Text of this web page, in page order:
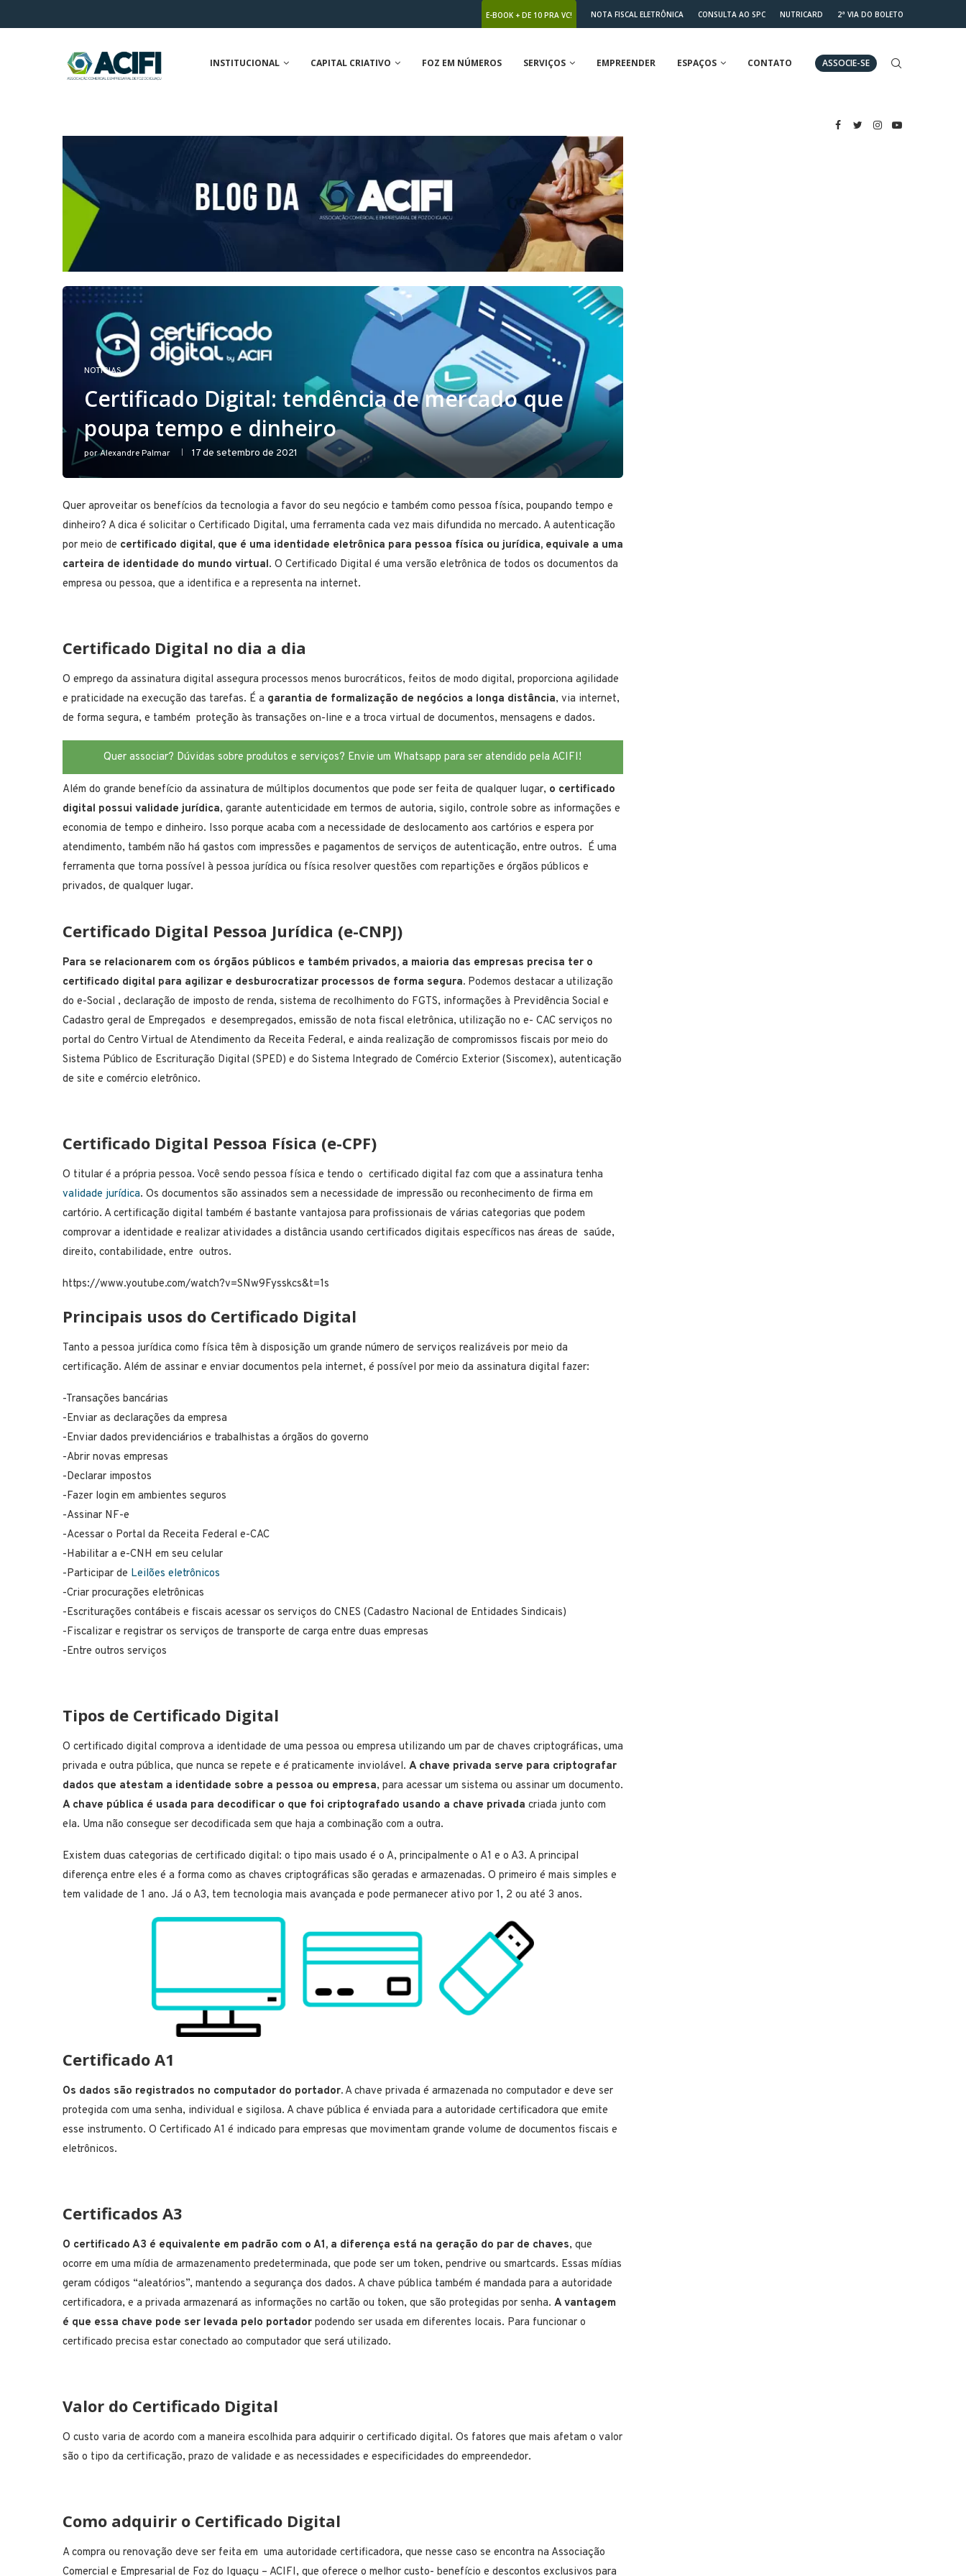
E-BOOK + DE 10 PRA VC! NOTA FISCAL ELETRÔNICA CONSULTA AO SPC NUTRICARD 2ª VIA DO BOLETO
INSTITUCIONAL CAPITAL CRIATIVO FOZ EM NÚMEROS SERVIÇOS EMPREENDER ESPAÇOS CONTATO ASSOCIE-SE
NOTÍCIAS
Certificado Digital: tendência de mercado que
poupa tempo e dinheiro
porAlexandre Palmar 17 de setembro de 2021
Quer aproveitar os benefícios da tecnologia a favor do seu negócio e também como pessoa física, poupando tempo e
dinheiro? A dica é solicitar o Certificado Digital, uma ferramenta cada vez mais difundida no mercado. A autenticação
por meio de certificado digital, que é uma identidade eletrônica para pessoa física ou jurídica, equivale a uma
carteira de identidade do mundo virtual. O Certificado Digital é uma versão eletrônica de todos os documentos da
empresa ou pessoa, que a identifica e a representa na internet.
Certificado Digital no dia a dia
O emprego da assinatura digital assegura processos menos burocráticos, feitos de modo digital, proporciona agilidade
e praticidade na execução das tarefas. É a garantia de formalização de negócios a longa distância, via internet,
de forma segura, e também proteção às transações on-line e a troca virtual de documentos, mensagens e dados.
Quer associar? Dúvidas sobre produtos e serviços? Envie um Whatsapp para ser atendido pela ACIFI!
Além do grande benefício da assinatura de múltiplos documentos que pode ser feita de qualquer lugar, o certificado
digital possui validade jurídica, garante autenticidade em termos de autoria, sigilo, controle sobre as informações e
economia de tempo e dinheiro. Isso porque acaba com a necessidade de deslocamento aos cartórios e espera por
atendimento, também não há gastos com impressões e pagamentos de serviços de autenticação, entre outros. É uma
ferramenta que torna possível à pessoa jurídica ou física resolver questões com repartições e órgãos públicos e
privados, de qualquer lugar.
Certificado Digital Pessoa Jurídica (e-CNPJ)
Para se relacionarem com os órgãos públicos e também privados, a maioria das empresas precisa ter o
certificado digital para agilizar e desburocratizar processos de forma segura. Podemos destacar a utilização
do e-Social , declaração de imposto de renda, sistema de recolhimento do FGTS, informações à Previdência Social e
Cadastro geral de Empregados e desempregados, emissão de nota fiscal eletrônica, utilização no e- CAC serviços no
portal do Centro Virtual de Atendimento da Receita Federal, e ainda realização de compromissos fiscais por meio do
Sistema Público de Escrituração Digital (SPED) e do Sistema Integrado de Comércio Exterior (Siscomex), autenticação
de site e comércio eletrônico.
Certificado Digital Pessoa Física (e-CPF)
O titular é a própria pessoa. Você sendo pessoa física e tendo o certificado digital faz com que a assinatura tenha
validade jurídica. Os documentos são assinados sem a necessidade de impressão ou reconhecimento de firma em
cartório. A certificação digital também é bastante vantajosa para profissionais de várias categorias que podem
comprovar a identidade e realizar atividades a distância usando certificados digitais específicos nas áreas de saúde,
direito, contabilidade, entre outros.
https://www.youtube.com/watch?v=SNw9Fysskcs&t=1s
Principais usos do Certificado Digital
Tanto a pessoa jurídica como física têm à disposição um grande número de serviços realizáveis por meio da
certificação. Além de assinar e enviar documentos pela internet, é possível por meio da assinatura digital fazer:
-Transações bancárias
-Enviar as declarações da empresa
-Enviar dados previdenciários e trabalhistas a órgãos do governo
-Abrir novas empresas
-Declarar impostos
-Fazer login em ambientes seguros
-Assinar NF-e
-Acessar o Portal da Receita Federal e-CAC
-Habilitar a e-CNH em seu celular
-Participar de Leilões eletrônicos
-Criar procurações eletrônicas
-Escriturações contábeis e fiscais acessar os serviços do CNES (Cadastro Nacional de Entidades Sindicais)
-Fiscalizar e registrar os serviços de transporte de carga entre duas empresas
-Entre outros serviços
Tipos de Certificado Digital
O certificado digital comprova a identidade de uma pessoa ou empresa utilizando um par de chaves criptográficas, uma
privada e outra pública, que nunca se repete e é praticamente inviolável. A chave privada serve para criptografar
dados que atestam a identidade sobre a pessoa ou empresa, para acessar um sistema ou assinar um documento.
A chave pública é usada para decodificar o que foi criptografado usando a chave privada criada junto com
ela. Uma não consegue ser decodificada sem que haja a combinação com a outra.
Existem duas categorias de certificado digital: o tipo mais usado é o A, principalmente o A1 e o A3. A principal
diferença entre eles é a forma como as chaves criptográficas são geradas e armazenadas. O primeiro é mais simples e
tem validade de 1 ano. Já o A3, tem tecnologia mais avançada e pode permanecer ativo por 1, 2 ou até 3 anos.
Certificado A1
Os dados são registrados no computador do portador. A chave privada é armazenada no computador e deve ser
protegida com uma senha, individual e sigilosa. A chave pública é enviada para a autoridade certificadora que emite
esse instrumento. O Certificado A1 é indicado para empresas que movimentam grande volume de documentos fiscais e
eletrônicos.
Certificados A3
O certificado A3 é equivalente em padrão com o A1, a diferença está na geração do par de chaves, que
ocorre em uma mídia de armazenamento predeterminada, que pode ser um token, pendrive ou smartcards. Essas mídias
geram códigos “aleatórios”, mantendo a segurança dos dados. A chave pública também é mandada para a autoridade
certificadora, e a privada armazenará as informações no cartão ou token, que são protegidas por senha. A vantagem
é que essa chave pode ser levada pelo portador podendo ser usada em diferentes locais. Para funcionar o
certificado precisa estar conectado ao computador que será utilizado.
Valor do Certificado Digital
O custo varia de acordo com a maneira escolhida para adquirir o certificado digital. Os fatores que mais afetam o valor
são o tipo da certificação, prazo de validade e as necessidades e especificidades do empreendedor.
Como adquirir o Certificado Digital
A compra ou renovação deve ser feita em uma autoridade certificadora, que nesse caso se encontra na Associação
Comercial e Empresarial de Foz do Iguaçu – ACIFI, que oferece o melhor custo- benefício e descontos exclusivos para